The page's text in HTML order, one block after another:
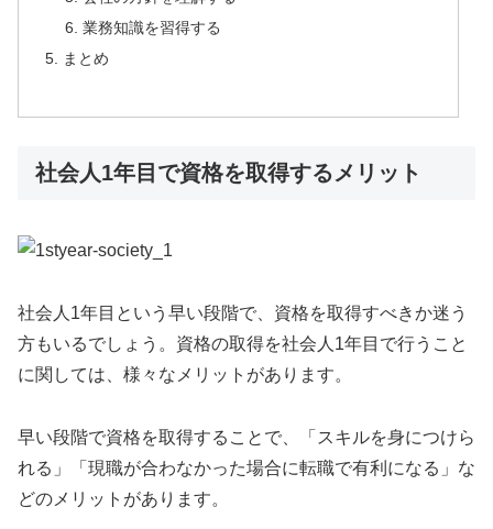
業務知識を習得する
まとめ
社会人1年目で資格を取得するメリット
社会人1年目という早い段階で、資格を取得すべきか迷う
方もいるでしょう。資格の取得を社会人1年目で行うこと
に関しては、様々なメリットがあります。
早い段階で資格を取得することで、「スキルを身につけら
れる」「現職が合わなかった場合に転職で有利になる」な
どのメリットがあります。